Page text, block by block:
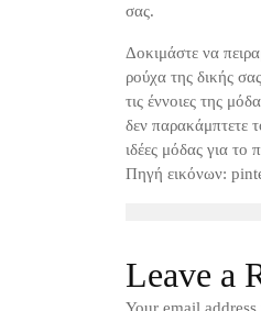
σας.
Δοκιμάστε να
ρούχα της δικής
τις έννοιες της
δεν παρακάμπτετε
ιδέες μόδας για το
Πηγή εικόνων:
Leave a